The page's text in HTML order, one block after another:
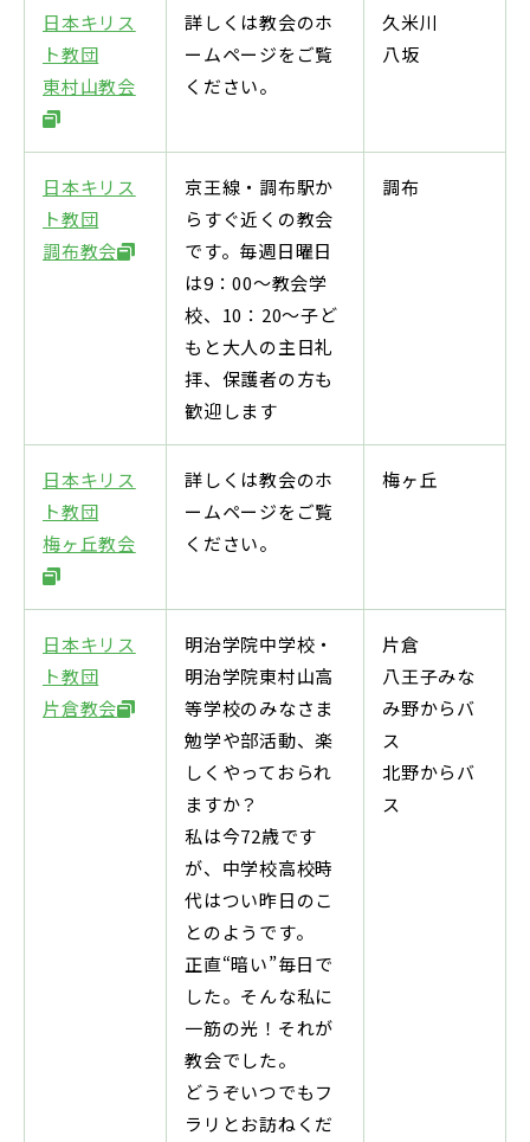
日本キリス
ト教団
東村山教会
詳しくは教会のホ
ームページをご覧
ください。
久米川
八坂
日本キリス
ト教団
調布教会
京王線・調布駅か
らすぐ近くの教会
です。毎週日曜日
は9：00～教会学
校、10：20～子ど
もと大人の主日礼
拝、保護者の方も
歓迎します
調布
日本キリス
ト教団
梅ヶ丘教会
詳しくは教会のホ
ームページをご覧
ください。
梅ヶ丘
日本キリス
ト教団
片倉教会
明治学院中学校・
明治学院東村山高
等学校のみなさま
勉学や部活動、楽
しくやっておられ
ますか？
私は今72歳です
が、中学校高校時
代はつい昨日のこ
とのようです。
正直“暗い”毎日で
した。そんな私に
一筋の光！それが
教会でした。
どうぞいつでもフ
ラリとお訪ねくだ
片倉
八王子みな
み野からバ
ス
北野からバ
ス